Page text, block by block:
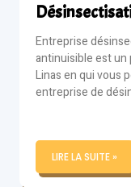
Entreprise
antinuisible est
Linas en qui vous
entreprise de
LIRE LA SUITE »